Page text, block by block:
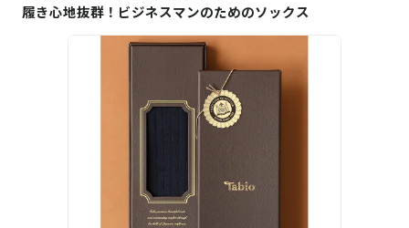
履き心地抜群！ビジネスマンのためのソックス